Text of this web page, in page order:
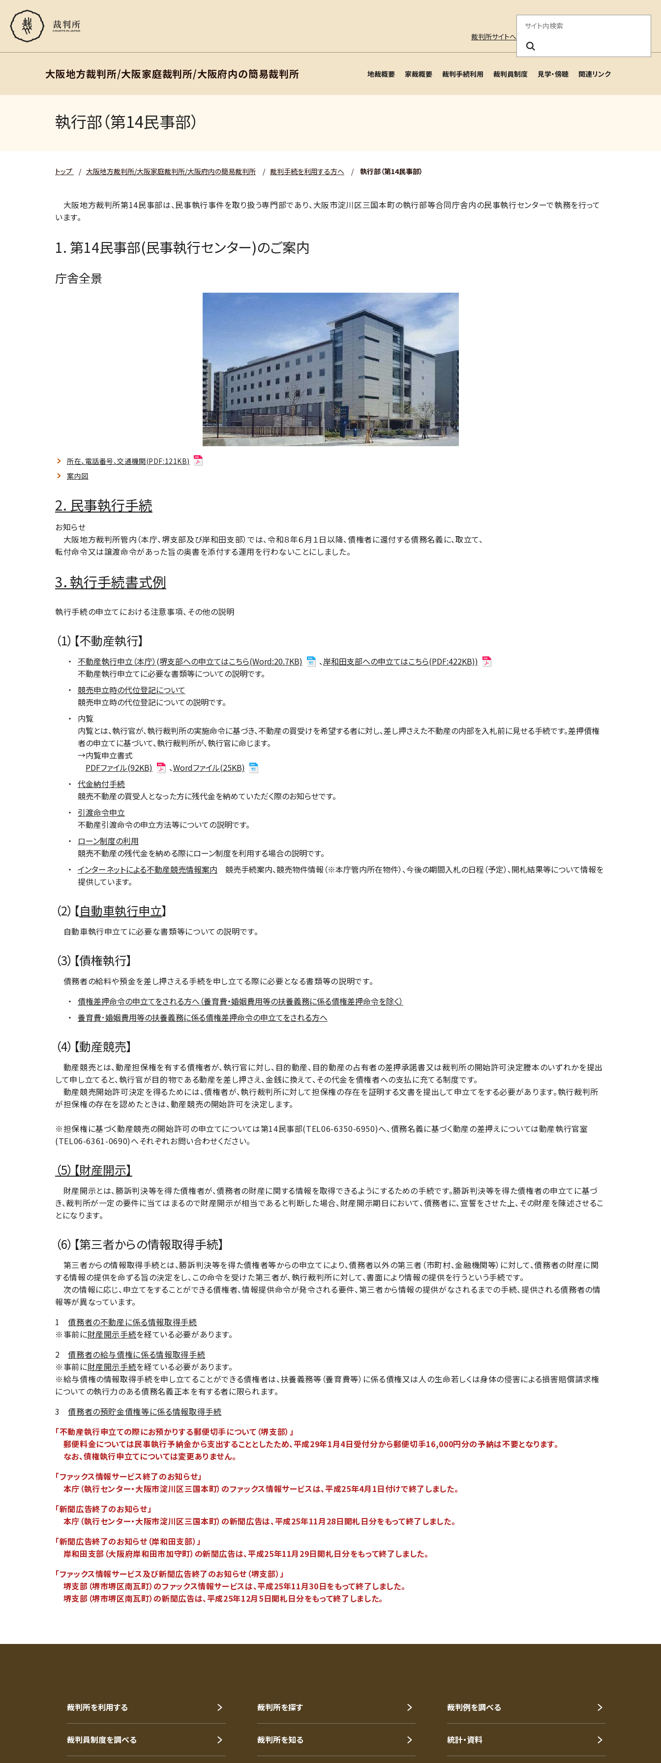
裁判所サイトへ
サ
イ
ト
内
検
大阪地方裁判所/大阪家庭裁判所/大阪府内の簡易裁判所 地裁概要 家裁概要 裁判手続利用 裁判員制度 見学・傍聴 関連リンク
執行部（第14民事部）
トップ / 大阪地方裁判所/大阪家庭裁判所/大阪府内の簡易裁判所 / 裁判手続を利用する方へ / 執行部（第14民事部）
大阪地方裁判所第14民事部は、民事執行事件を取り扱う専門部であり、大阪市淀川区三国本町の執行部等合同庁舎内の民事執行センターで執務を行って
います。
1. 第14民事部(民事執行センター)のご案内
庁舎全景
所在、電話番号、交通機関(PDF:121KB)
案内図
2. 民事執行手続
お知らせ
大阪地方裁判所管内（本庁、堺支部及び岸和田支部）では、令和８年６月１日以降、債権者に還付する債務名義に、取立て、
転付命令又は譲渡命令があった旨の奥書を添付する運用を行わないことにしました。
3．執行手続書式例
執行手続の申立てにおける注意事項、その他の説明
（1）【不動産執行】
不動産執行申立（本庁） (堺支部への申立てはこちら(Word:20.7KB) 、岸和田支部への申立てはこちら(PDF:422KB))
不動産執行申立てに必要な書類等についての説明です。
競売申立時の代位登記について
競売申立時の代位登記についての説明です。
内覧
内覧とは、執行官が、執行裁判所の実施命令に基づき、不動産の買受けを希望する者に対し、差し押さえた不動産の内部を入札前に見せる手続です。差押債権
者の申立てに基づいて、執行裁判所が、執行官に命じます。
→内覧申立書式
PDFファイル(92KB)
、Wordファイル(25KB)
代金納付手続
競売不動産の買受人となった方に残代金を納めていただく際のお知らせです。
引渡命令申立
不動産引渡命令の申立方法等についての説明です。
ローン制度の利用
競売不動産の残代金を納める際にローン制度を利用する場合の説明です。
インターネットによる不動産競売情報案内 競売手続案内、競売物件情報（※本庁管内所在物件）、今後の期間入札の日程（予定）、開札結果等について情報を
提供しています。
（2）【自動車執行申立】
自動車執行申立てに必要な書類等についての説明です。
（3）【債権執行】
債務者の給料や預金を差し押さえる手続を申し立てる際に必要となる書類等の説明です。
債権差押命令の申立てをされる方へ（養育費・婚姻費用等の扶養義務に係る債権差押命令を除く）
養育費･婚姻費用等の扶養義務に係る債権差押命令の申立てをされる方へ
（4）【動産競売】
動産競売とは、動産担保権を有する債権者が、執行官に対し、目的動産、目的動産の占有者の差押承諾書又は裁判所の開始許可決定謄本のいずれかを提出
して申し立てると、執行官が目的物である動産を差し押さえ、金銭に換えて、その代金を債権者への支払に充てる制度です。
動産競売開始許可決定を得るためには、債権者が、執行裁判所に対して担保権の存在を証明する文書を提出して申立てをする必要があります。執行裁判所
が担保権の存在を認めたときは、動産競売の開始許可を決定します。
※担保権に基づく動産競売の開始許可の申立てについては第14民事部(TEL06-6350-6950)へ、債務名義に基づく動産の差押えについては動産執行官室
(TEL06-6361-0690)へそれぞれお問い合わせください。
（5）【財産開示】
財産開示とは、勝訴判決等を得た債権者が、債務者の財産に関する情報を取得できるようにするための手続です。勝訴判決等を得た債権者の申立てに基づ
き、裁判所が一定の要件に当てはまるので財産開示が相当であると判断した場合、財産開示期日において、債務者に、宣誓をさせた上、その財産を陳述させるこ
とになります。
（6）【第三者からの情報取得手続】
第三者からの情報取得手続とは、勝訴判決等を得た債権者等からの申立てにより、債務者以外の第三者（市町村、金融機関等）に対して、債務者の財産に関
する情報の提供を命ずる旨の決定をし、この命令を受けた第三者が、執行裁判所に対して、書面により情報の提供を行うという手続です。
次の情報に応じ、申立てをすることができる債権者、情報提供命令が発令される要件、第三者から情報の提供がなされるまでの手続、提供される債務者の情
報等が異なっています。
1債務者の不動産に係る情報取得手続
※事前に財産開示手続を経ている必要があります。
2債務者の給与債権に係る情報取得手続
※事前に財産開示手続を経ている必要があります。
※給与債権の情報取得手続を申し立てることができる債権者は、扶養義務等（養育費等）に係る債権又は人の生命若しくは身体の侵害による損害賠償請求権
についての執行力のある債務名義正本を有する者に限られます。
3債務者の預貯金債権等に係る情報取得手続
「不動産執行申立ての際にお預かりする郵便切手について（堺支部）」
郵便料金については民事執行予納金から支出することとしたため、平成29年1月4日受付分から郵便切手16,000円分の予納は不要となります。
なお、債権執行申立てについては変更ありません。
「ファックス情報サービス終了のお知らせ」
本庁（執行センター・大阪市淀川区三国本町）のファックス情報サービスは、平成25年4月1日付けで終了しました。
「新聞広告終了のお知らせ」
本庁（執行センター・大阪市淀川区三国本町）の新聞広告は、平成25年11月28日開札日分をもって終了しました。
「新聞広告終了のお知らせ（岸和田支部）」
岸和田支部（大阪府岸和田市加守町）の新聞広告は、平成25年11月29日開札日分をもって終了しました。
「ファックス情報サービス及び新聞広告終了のお知らせ（堺支部）」
堺支部（堺市堺区南瓦町）のファックス情報サービスは、平成25年11月30日をもって終了しました。
堺支部（堺市堺区南瓦町）の新聞広告は、平成25年12月5日開札日分をもって終了しました。
裁判所を利用する 裁判所を探す 裁判例を調べる
裁判員制度を調べる 裁判所を知る 統計・資料